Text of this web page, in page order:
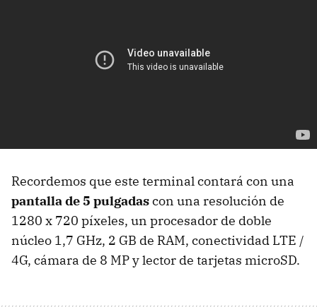
Recordemos que este terminal contará con una
pantalla de 5 pulgadascon una resolución de
1280 x 720 píxeles, un procesador de doble
núcleo 1,7 GHz, 2 GB de RAM, conectividad LTE /
4G, cámara de 8 MP y lector de tarjetas microSD.